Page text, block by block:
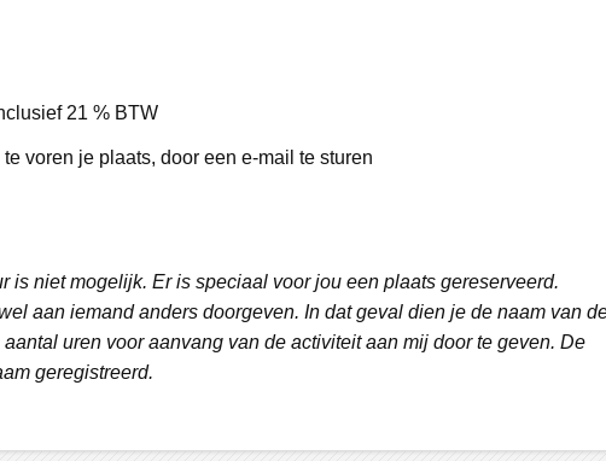
21 % BTW
voren je plaats, door een e-mail te sturen
is niet mogelijk. Er is speciaal voor jou een plaats gereserveerd.
aan iemand anders doorgeven. In dat geval dien je de naam van
uren voor aanvang van de activiteit aan mij door te geven. De
geregistreerd.